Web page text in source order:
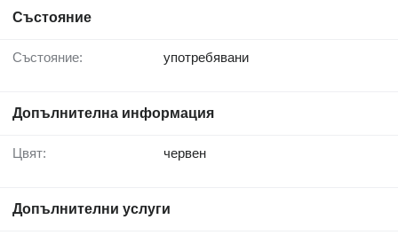
Състояние
Състояние: употребявани
Допълнителна информация
Цвят: червен
Допълнителни услуги